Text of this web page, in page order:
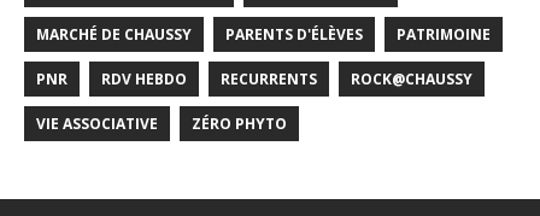
MARCHÉ DE CHAUSSY PARENTS D'ÉLÈVES PATRIMOINE
PNR RDV HEBDO RECURRENTS ROCK@CHAUSSY
VIE ASSOCIATIVE ZÉRO PHYTO